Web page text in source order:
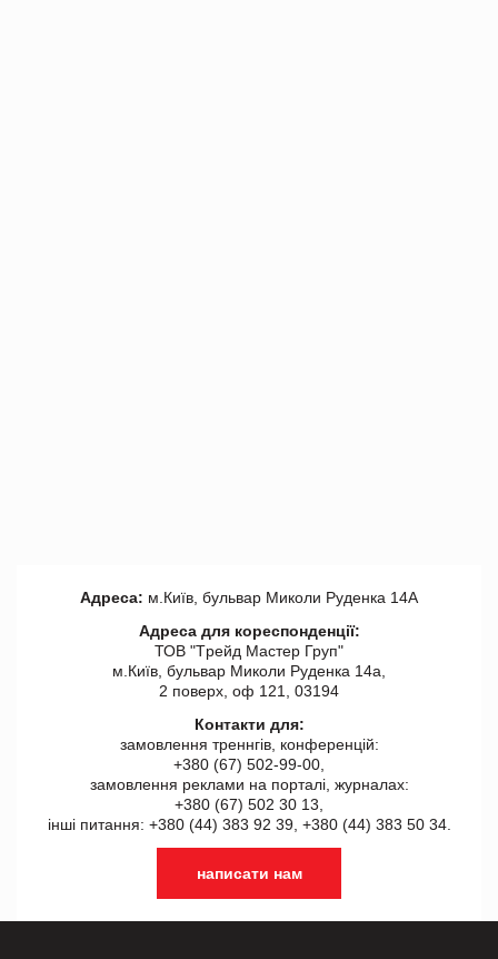
Адреса: м.Київ, бульвар Миколи Руденка 14А
Адреса для кореспонденції:
ТОВ "Tрейд Мастер Груп"
м.Київ, бульвар Миколи Руденка 14а,
2 поверх, оф 121, 03194
Контакти для:
замовлення треннгів, конференцій:
+380 (67) 502-99-00,
замовлення реклами на порталі, журналах:
+380 (67) 502 30 13,
інші питання: +380 (44) 383 92 39, +380 (44) 383 50 34.
написати нам